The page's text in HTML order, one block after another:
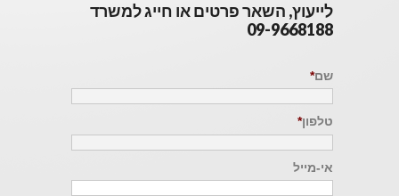
לייעוץ, השאר פרטים או חייג למשרד
09-9668188
שם*
טלפון*
אי-מייל